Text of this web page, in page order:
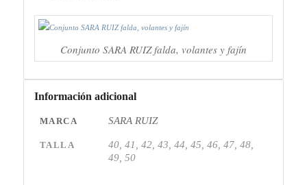
Conjunto SARA RUIZ falda, volantes y fajín
Información adicional
MARCA SARA RUIZ
TALLA
40, 41, 42, 43, 44, 45, 46, 47, 48,
49, 50